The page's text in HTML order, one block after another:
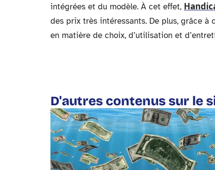
intégrées et du modèle. À cet effet,
des prix très intéressants. De plus, grâce à
en matière de choix, d’utilisation et
D'autres contenus sur le